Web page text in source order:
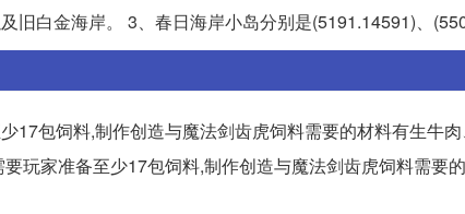
白金海岸。 3、春日海岸小岛分别是(5191.14591)、(550
17包饲料,制作创造与魔法剑齿虎饲料需要的材料有生牛
玩家准备至少17包饲料,制作创造与魔法剑齿虎饲料需要